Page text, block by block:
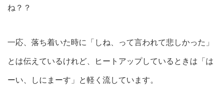
ね？？
一応、落ち着いた時に「しね、って言われて悲しかった」
とは伝えているけれど、ヒートアップしているときは「は
ーい、しにまーす」と軽く流しています。